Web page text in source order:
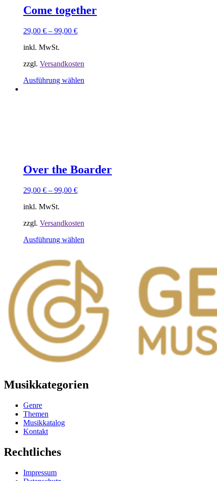
Come together
29,00 € – 99,00 €
inkl. MwSt.
zzgl. Versandkosten
Ausführung wählen
der
Produktseite
Over the Boarder
29,00 € – 99,00 €
inkl. MwSt.
zzgl. Versandkosten
Ausführung wählen
mehrere
Varianten
auf.
Die
Optionen
können
der
Produktseite
gewählt
werden
Musikkategorien
Genre
Themen
Musikkatalog
Kontakt
Rechtliches
Impressum